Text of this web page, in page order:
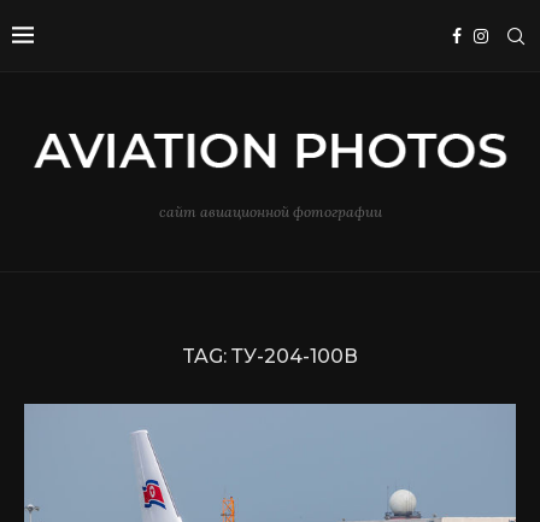
сайт авиационной фотографии
TAG: ТУ-204-100В